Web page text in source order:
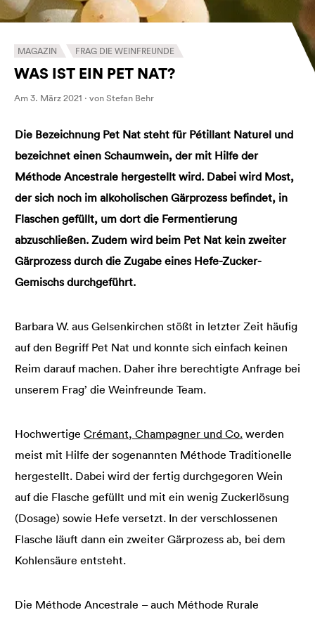
MAGAZIN FRAG DIE WEINFREUNDE
WAS IST EIN PET NAT?
Am 3. März 2021 · von Stefan Behr
Die Bezeichnung Pet Nat steht für Pétillant Naturel und
bezeichnet einen Schaumwein, der mit Hilfe der
Méthode Ancestrale hergestellt wird. Dabei wird Most,
der sich noch im alkoholischen Gärprozess befindet, in
Flaschen gefüllt, um dort die Fermentierung
abzuschließen. Zudem wird beim Pet Nat kein zweiter
Gärprozess durch die Zugabe eines Hefe-Zucker-
Gemischs durchgeführt.
Barbara W. aus Gelsenkirchen stößt in letzter Zeit häufig
auf den Begriff Pet Nat und konnte sich einfach keinen
Reim darauf machen. Daher ihre berechtigte Anfrage bei
unserem Frag’ die Weinfreunde Team.
Hochwertige Crémant, Champagner und Co. werden
meist mit Hilfe der sogenannten Méthode Traditionelle
hergestellt. Dabei wird der fertig durchgegoren Wein
auf die Flasche gefüllt und mit ein wenig Zuckerlösung
(Dosage) sowie Hefe versetzt. In der verschlossenen
Flasche läuft dann ein zweiter Gärprozess ab, bei dem
Kohlensäure entsteht.
Die Méthode Ancestrale – auch Méthode Rurale